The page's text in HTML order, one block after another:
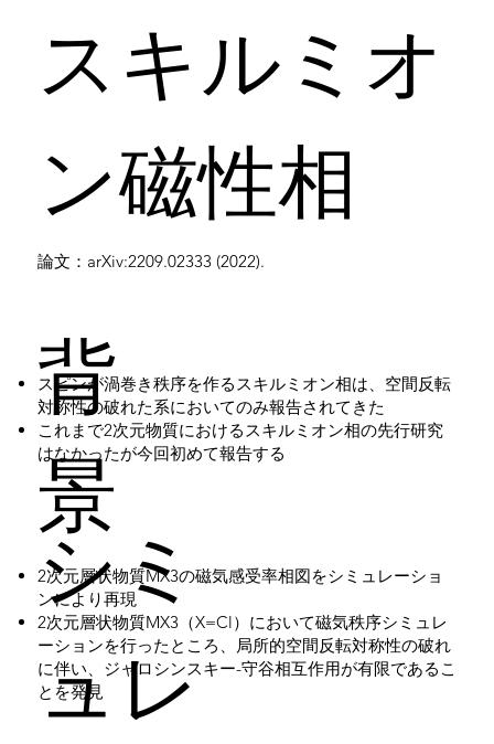
スキルミオ
ン磁性相
​スピンが渦巻き秩序を作るスキルミオン相は、空間反転
対称性の破れた系においてのみ報告されてきた
これまで2次元物質におけるスキルミオン相の先行研究
はなかったが今回初めて報告する
背
景
​​2次元層状物質MX3の磁気感受率相図をシミュレーショ
ンにより再現
2次元層状物質MX3（X=Cl）において磁気秩序シミュレ
ーションを行ったところ、局所的空間反転対称性の破れ
に伴い、ジャロシンスキー-守谷相互作用が有限であるこ
とを発見
シミ
ュレ
論文：arXiv:2209.02333 (2022).